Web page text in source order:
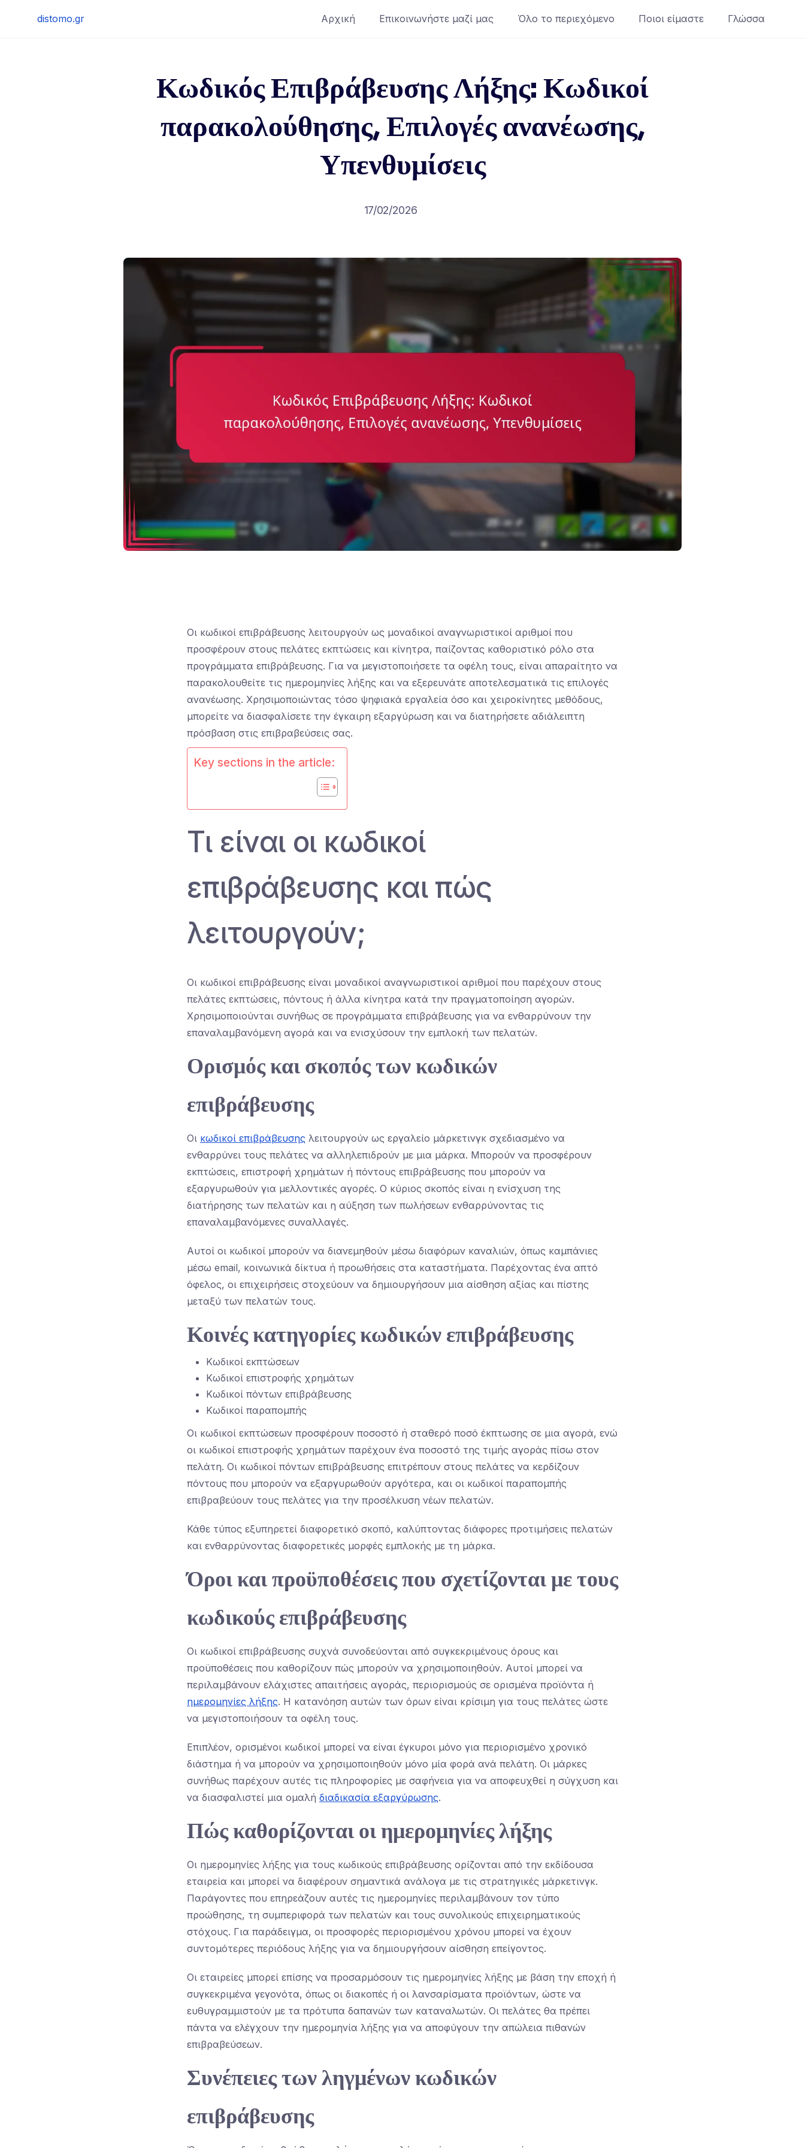
distomo.gr Αρχική Επικοινωνήστε μαζί μας Όλο το περιεχόμενο Ποιοι είμαστε Γλώσσα
Κωδικός Επιβράβευσης Λήξης: Κωδικοί
παρακολούθησης, Επιλογές ανανέωσης,
Υπενθυμίσεις
17/02/2026
Οι κωδικοί επιβράβευσης λειτουργούν ως μοναδικοί αναγνωριστικοί αριθμοί που
προσφέρουν στους πελάτες εκπτώσεις και κίνητρα, παίζοντας καθοριστικό ρόλο στα
προγράμματα επιβράβευσης. Για να μεγιστοποιήσετε τα οφέλη τους, είναι απαραίτητο να
παρακολουθείτε τις ημερομηνίες λήξης και να εξερευνάτε αποτελεσματικά τις επιλογές
ανανέωσης. Χρησιμοποιώντας τόσο ψηφιακά εργαλεία όσο και χειροκίνητες μεθόδους,
μπορείτε να διασφαλίσετε την έγκαιρη εξαργύρωση και να διατηρήσετε αδιάλειπτη
πρόσβαση στις επιβραβεύσεις σας.
Key sections in the article:
Τι είναι οι κωδικοί
επιβράβευσης και πώς
λειτουργούν;
Οι κωδικοί επιβράβευσης είναι μοναδικοί αναγνωριστικοί αριθμοί που παρέχουν στους
πελάτες εκπτώσεις, πόντους ή άλλα κίνητρα κατά την πραγματοποίηση αγορών.
Χρησιμοποιούνται συνήθως σε προγράμματα επιβράβευσης για να ενθαρρύνουν την
επαναλαμβανόμενη αγορά και να ενισχύσουν την εμπλοκή των πελατών.
Ορισμός και σκοπός των κωδικών
επιβράβευσης
Οι κωδικοί επιβράβευσης λειτουργούν ως εργαλείο μάρκετινγκ σχεδιασμένο να
ενθαρρύνει τους πελάτες να αλληλεπιδρούν με μια μάρκα. Μπορούν να προσφέρουν
εκπτώσεις, επιστροφή χρημάτων ή πόντους επιβράβευσης που μπορούν να
εξαργυρωθούν για μελλοντικές αγορές. Ο κύριος σκοπός είναι η ενίσχυση της
διατήρησης των πελατών και η αύξηση των πωλήσεων ενθαρρύνοντας τις
επαναλαμβανόμενες συναλλαγές.
Αυτοί οι κωδικοί μπορούν να διανεμηθούν μέσω διαφόρων καναλιών, όπως καμπάνιες
μέσω email, κοινωνικά δίκτυα ή προωθήσεις στα καταστήματα. Παρέχοντας ένα απτό
όφελος, οι επιχειρήσεις στοχεύουν να δημιουργήσουν μια αίσθηση αξίας και πίστης
μεταξύ των πελατών τους.
Κοινές κατηγορίες κωδικών επιβράβευσης
Κωδικοί εκπτώσεων
Κωδικοί επιστροφής χρημάτων
Κωδικοί πόντων επιβράβευσης
Κωδικοί παραπομπής
Οι κωδικοί εκπτώσεων προσφέρουν ποσοστό ή σταθερό ποσό έκπτωσης σε μια αγορά, ενώ
οι κωδικοί επιστροφής χρημάτων παρέχουν ένα ποσοστό της τιμής αγοράς πίσω στον
πελάτη. Οι κωδικοί πόντων επιβράβευσης επιτρέπουν στους πελάτες να κερδίζουν
πόντους που μπορούν να εξαργυρωθούν αργότερα, και οι κωδικοί παραπομπής
επιβραβεύουν τους πελάτες για την προσέλκυση νέων πελατών.
Κάθε τύπος εξυπηρετεί διαφορετικό σκοπό, καλύπτοντας διάφορες προτιμήσεις πελατών
και ενθαρρύνοντας διαφορετικές μορφές εμπλοκής με τη μάρκα.
Όροι και προϋποθέσεις που σχετίζονται με τους
κωδικούς επιβράβευσης
Οι κωδικοί επιβράβευσης συχνά συνοδεύονται από συγκεκριμένους όρους και
προϋποθέσεις που καθορίζουν πώς μπορούν να χρησιμοποιηθούν. Αυτοί μπορεί να
περιλαμβάνουν ελάχιστες απαιτήσεις αγοράς, περιορισμούς σε ορισμένα προϊόντα ή
ημερομηνίες λήξης. Η κατανόηση αυτών των όρων είναι κρίσιμη για τους πελάτες ώστε
να μεγιστοποιήσουν τα οφέλη τους.
Επιπλέον, ορισμένοι κωδικοί μπορεί να είναι έγκυροι μόνο για περιορισμένο χρονικό
διάστημα ή να μπορούν να χρησιμοποιηθούν μόνο μία φορά ανά πελάτη. Οι μάρκες
συνήθως παρέχουν αυτές τις πληροφορίες με σαφήνεια για να αποφευχθεί η σύγχυση και
να διασφαλιστεί μια ομαλή διαδικασία εξαργύρωσης.
Πώς καθορίζονται οι ημερομηνίες λήξης
Οι ημερομηνίες λήξης για τους κωδικούς επιβράβευσης ορίζονται από την εκδίδουσα
εταιρεία και μπορεί να διαφέρουν σημαντικά ανάλογα με τις στρατηγικές μάρκετινγκ.
Παράγοντες που επηρεάζουν αυτές τις ημερομηνίες περιλαμβάνουν τον τύπο
προώθησης, τη συμπεριφορά των πελατών και τους συνολικούς επιχειρηματικούς
στόχους. Για παράδειγμα, οι προσφορές περιορισμένου χρόνου μπορεί να έχουν
συντομότερες περιόδους λήξης για να δημιουργήσουν αίσθηση επείγοντος.
Οι εταιρείες μπορεί επίσης να προσαρμόσουν τις ημερομηνίες λήξης με βάση την εποχή ή
συγκεκριμένα γεγονότα, όπως οι διακοπές ή οι λανσαρίσματα προϊόντων, ώστε να
ευθυγραμμιστούν με τα πρότυπα δαπανών των καταναλωτών. Οι πελάτες θα πρέπει
πάντα να ελέγχουν την ημερομηνία λήξης για να αποφύγουν την απώλεια πιθανών
επιβραβεύσεων.
Συνέπειες των ληγμένων κωδικών
επιβράβευσης